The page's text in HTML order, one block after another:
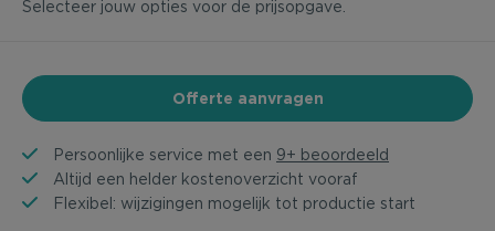
Selecteer jouw opties voor de prijsopgave.
Offerte aanvragen
Persoonlijke service met een 9+ beoordeeld
Altijd een helder kostenoverzicht vooraf
Flexibel: wijzigingen mogelijk tot productie start